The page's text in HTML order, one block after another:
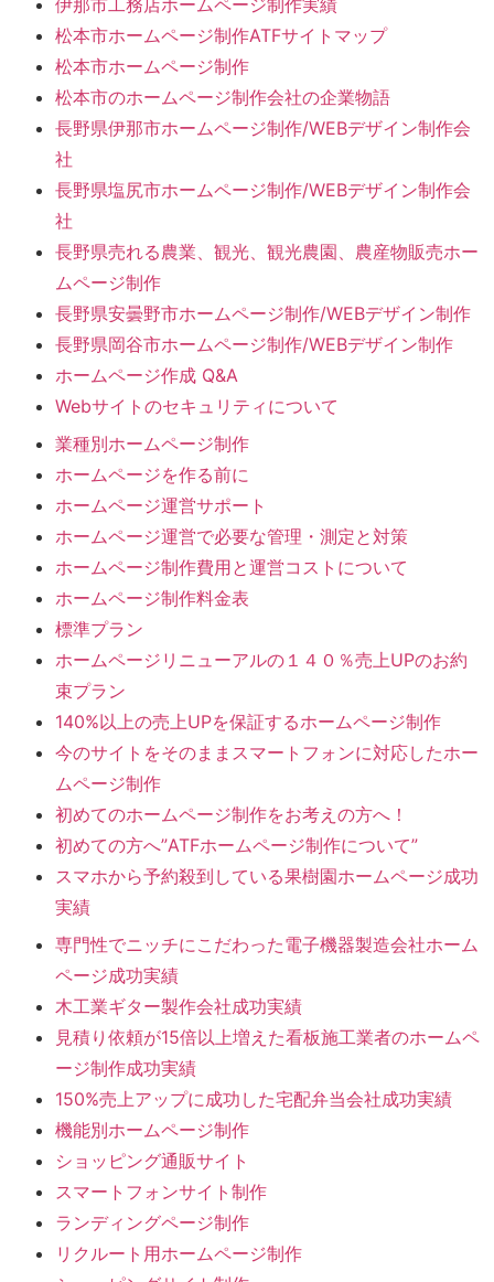
伊那市工務店ホームページ制作実績
松本市ホームページ制作ATFサイトマップ
松本市ホームページ制作
松本市のホームページ制作会社の企業物語
長野県伊那市ホームページ制作/WEBデザイン制作会
社
長野県塩尻市ホームページ制作/WEBデザイン制作会
社
長野県売れる農業、観光、観光農園、農産物販売ホー
ムページ制作
長野県安曇野市ホームページ制作/WEBデザイン制作
長野県岡谷市ホームページ制作/WEBデザイン制作
ホームページ作成 Q&A
Webサイトのセキュリティについて
業種別ホームページ制作
ホームページを作る前に
ホームページ運営サポート
ホームページ運営で必要な管理・測定と対策
ホームページ制作費用と運営コストについて
ホームページ制作料金表
標準プラン
ホームページリニューアルの１４０％売上UPのお約
束プラン
140%以上の売上UPを保証するホームページ制作
今のサイトをそのままスマートフォンに対応したホー
ムページ制作
初めてのホームページ制作をお考えの方へ！
初めての方へ”ATFホームページ制作について”
スマホから予約殺到している果樹園ホームページ成功
実績
専門性でニッチにこだわった電子機器製造会社ホーム
ページ成功実績
木工業ギター製作会社成功実績
見積り依頼が15倍以上増えた看板施工業者のホームペ
ージ制作成功実績
150%売上アップに成功した宅配弁当会社成功実績
機能別ホームページ制作
ショッピング通販サイト
スマートフォンサイト制作
ランディングページ制作
リクルート用ホームページ制作